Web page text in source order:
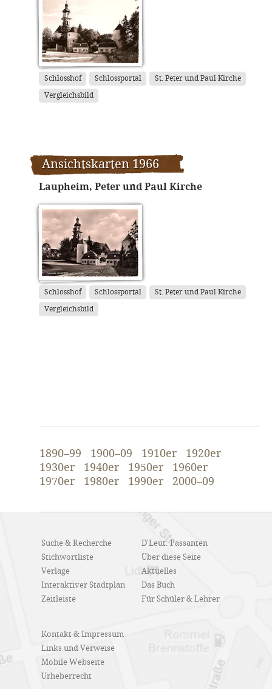
Schlosshof Schlossportal St. Peter und Paul Kirche
Vergleichsbild
Ansichtskarten 1966
Laupheim, Peter und Paul Kirche
Schlosshof Schlossportal St. Peter und Paul Kirche
Vergleichsbild
1890–99 1900–09 1910er
1920er
1930er
1940er 1950er
1960er
1970er
1980er 1990er 2000–09
Suche & Recherche
Stichwortliste
Verlage
Interaktiver Stadtplan
Zeitleiste
D'Leut: Passanten
Über diese Seite
Aktuelles
Das Buch
Für Schüler & Lehrer
Kontakt & Impressum
Links und Verweise
Mobile Webseite
Urheberrecht